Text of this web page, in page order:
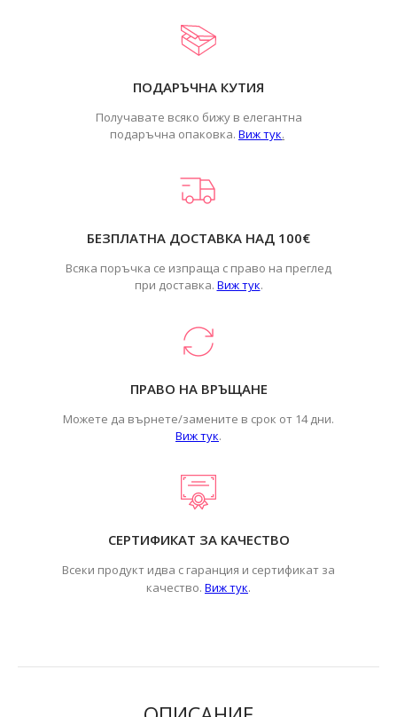
ПОДАРЪЧНА КУТИЯ
Получавате всяко бижу в елегантна
подаръчна опаковка. Виж тук.
БЕЗПЛАТНА ДОСТАВКА НАД 100€
Всяка поръчка се изпраща с право на преглед
при доставка. Виж тук.
ПРАВО НА ВРЪЩАНЕ
Можете да върнете/замените в срок от 14 дни.
Виж тук.
СЕРТИФИКАТ ЗА КАЧЕСТВО
Всеки продукт идва с гаранция и сертификат за
качество. Виж тук.